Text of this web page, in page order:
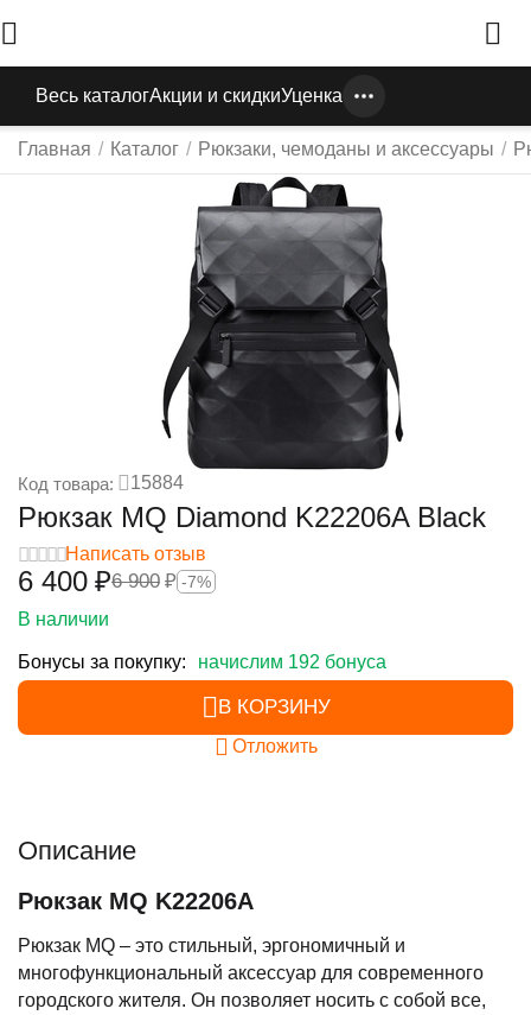
Весь каталогАкции и скидкиУценка
Главная / Каталог / Рюкзаки, чемоданы и аксессуары /
Код товара: 15884
Рюкзак MQ Diamond K22206A Black
Написать отзыв
6 400 ₽6 900 ₽ -7%
В наличии
Бонусы за покупку: начислим 192 бонуса
В КОРЗИНУ
Отложить
Описание
Рюкзак MQ K22206A
Рюкзак MQ – это стильный, эргономичный и
многофункциональный аксессуар для современного
городского жителя. Он позволяет носить с собой все,